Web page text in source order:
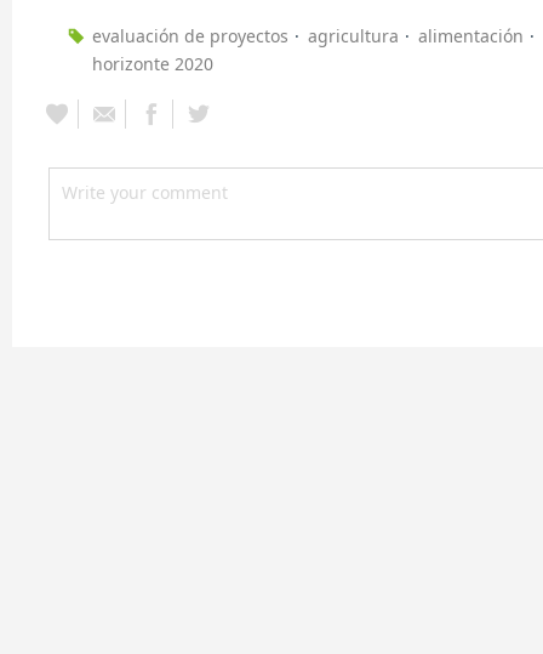
evaluación de proyectos agricultura
alimentación
horizonte 2020